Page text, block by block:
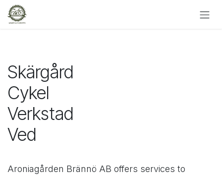
Skip to Content
Skärgård
Cykel
Verkstad
Ved
Aroniagården Brännö AB offers services to